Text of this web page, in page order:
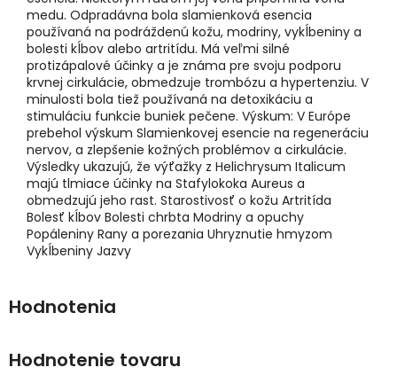
medu. Odpradávna bola slamienková esencia
používaná na podráždenú kožu, modriny, vykĺbeniny a
bolesti kĺbov alebo artritídu. Má veľmi silné
protizápalové účinky a je známa pre svoju podporu
krvnej cirkulácie, obmedzuje trombózu a hypertenziu. V
minulosti bola tiež používaná na detoxikáciu a
stimuláciu funkcie buniek pečene. Výskum: V Európe
prebehol výskum Slamienkovej esencie na regeneráciu
nervov, a zlepšenie kožných problémov a cirkulácie.
Výsledky ukazujú, že výťažky z Helichrysum Italicum
majú tlmiace účinky na Stafylokoka Aureus a
obmedzujú jeho rast. Starostivosť o kožu Artritída
Bolesť kĺbov Bolesti chrbta Modriny a opuchy
Popáleniny Rany a porezania Uhryznutie hmyzom
Vykĺbeniny Jazvy
Hodnotenie tovaru